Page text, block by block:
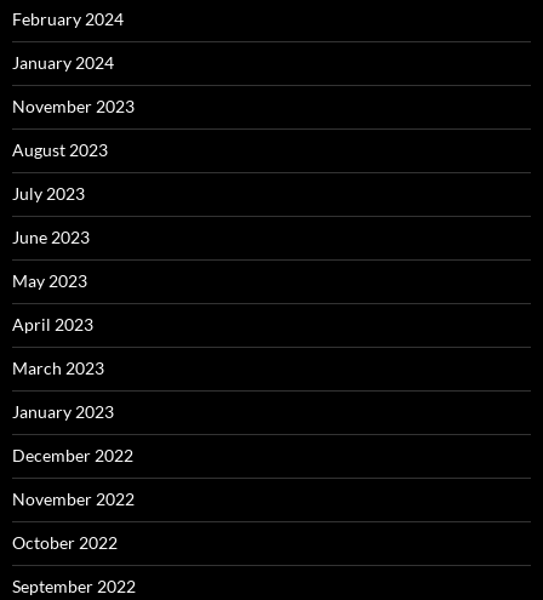
February 2024
January 2024
November 2023
August 2023
July 2023
June 2023
May 2023
April 2023
March 2023
January 2023
December 2022
November 2022
October 2022
September 2022